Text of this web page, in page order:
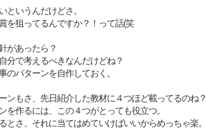
というんだけどさ。
を狙ってるんですか？！って話(笑
があったら？
分で考えるべきなんだけどね？
のパターンを自作しておく。
ンもさ、先日紹介した教材に４つほど載ってるのね？
を作るには、この４つがとっても役立つ。
とさ、それに当てはめていけばいいからめっちゃ楽。